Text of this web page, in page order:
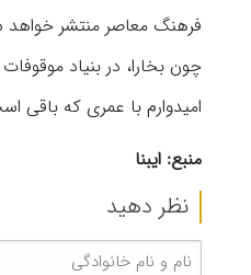
فرهنگ معاصر منتشر خواهد
چون بخارا، در بنیاد
امیدوارم با عمری که باقی
منبع: ایبنا
نظر دهید